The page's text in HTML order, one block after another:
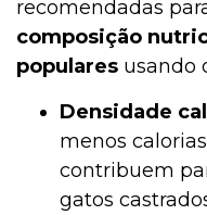
recomendadas
composição
populares usando
Densidade
menos
contribuem
gatos